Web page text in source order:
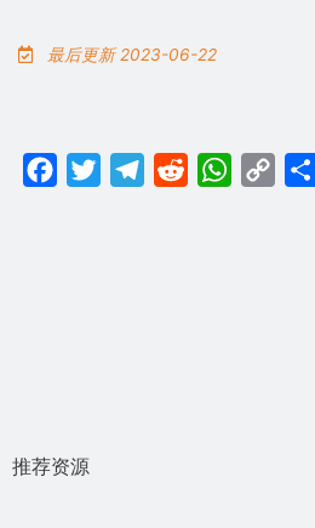
最后更新 2023-06-22
FacebookTwitterTelegram
RedditWhatsApp
Copy
推荐资源